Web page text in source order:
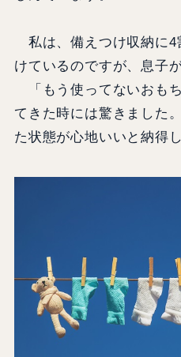
私は、備えつけ収納に4
けているのですが、息子
「もう使ってないおも
てきた時には驚きました
た状態が心地いいと納得